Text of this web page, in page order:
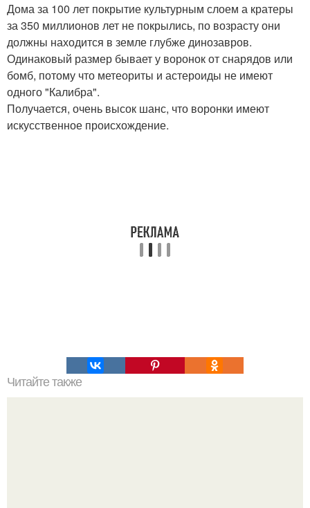
Дома за 100 лет покрытие культурным слоем а кратеры
за 350 миллионов лет не покрылись, по возрасту они
должны находится в земле глубже динозавров.
Одинаковый размер бывает у воронок от снарядов или
бомб, потому что метеориты и астероиды не имеют
одного "Калибра".
Получается, очень высок шанс, что воронки имеют
искусственное происхождение.
Читайте также